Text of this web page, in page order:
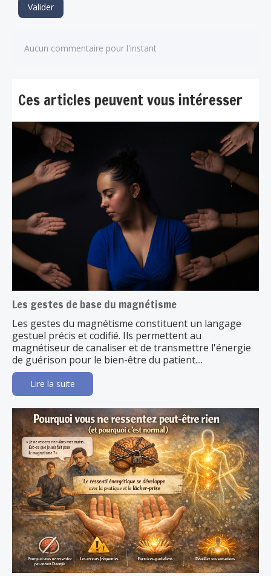
Valider
Aucun commentaire pour l'instant
Ces articles peuvent vous intéresser
Les gestes de base du magnétisme
Les gestes du magnétisme constituent un langage
gestuel précis et codifié. Ils permettent au
magnétiseur de canaliser et de transmettre l'énergie
de guérison pour le bien-être du patient....
Lire la suite